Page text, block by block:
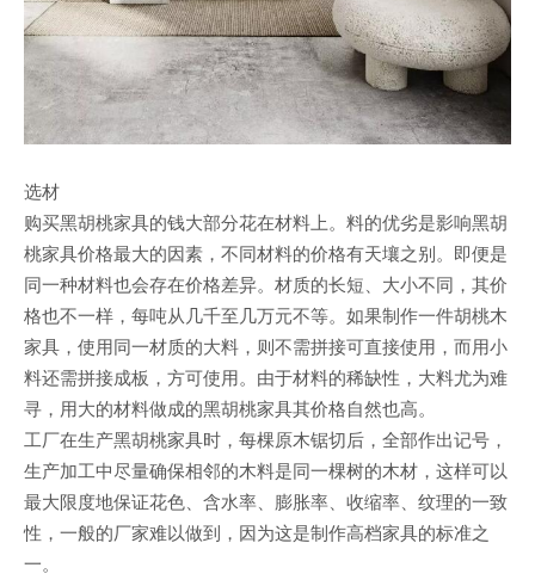
选材
购买黑胡桃家具的钱大部分花在材料上。料的优劣是影响黑胡
桃家具价格最大的因素，不同材料的价格有天壤之别。即便是
同一种材料也会存在价格差异。材质的长短、大小不同，其价
格也不一样，每吨从几千至几万元不等。如果制作一件胡桃木
家具，使用同一材质的大料，则不需拼接可直接使用，而用小
料还需拼接成板，方可使用。由于材料的稀缺性，大料尤为难
寻，用大的材料做成的黑胡桃家具其价格自然也高。
工厂在生产黑胡桃家具时，每棵原木锯切后，全部作出记号，
生产加工中尽量确保相邻的木料是同一棵树的木材，这样可以
最大限度地保证花色、含水率、膨胀率、收缩率、纹理的一致
性，一般的厂家难以做到，因为这是制作高档家具的标准之
一。